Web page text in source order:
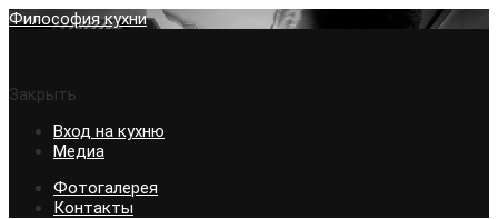
Философия кухни
Закрыть
Вход на кухню
Медиа
Фотогалерея
Контакты